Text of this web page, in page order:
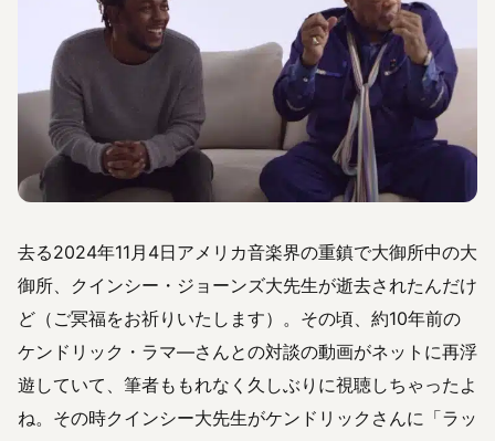
去る2024年11月4日アメリカ音楽界の重鎮で大御所中の大
御所、クインシー・ジョーンズ大先生が逝去されたんだけ
ど（ご冥福をお祈りいたします）。その頃、約10年前の
ケンドリック・ラマ―さんとの対談の動画がネットに再浮
遊していて、筆者ももれなく久しぶりに視聴しちゃったよ
ね。その時クインシー大先生がケンドリックさんに「ラッ